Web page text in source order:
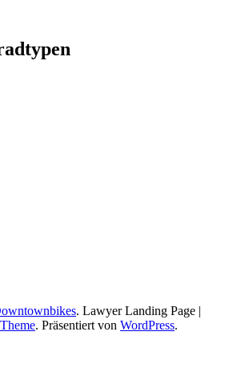
. Lawyer Landing Page |
. Präsentiert von WordPress.